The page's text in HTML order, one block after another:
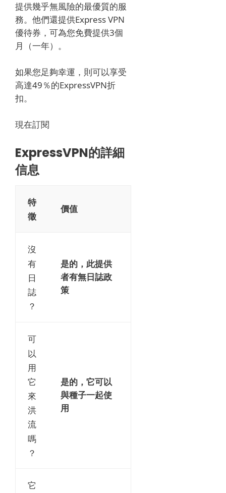
提供幾乎無風險的最優質的服
務。 他們還提供Express VPN
優待券，可為您免費提供3個
月（一年）。
如果您足夠幸運，則可以享受
高達49％的ExpressVPN折
扣。
現在訂閱
ExpressVPN的詳細
信息
特
徵
價值
沒
有
日
誌
？
是的，此提供
者有無日誌政
策
可
以
用
它
來
洪
流
嗎
？
是的，它可以
與種子一起使
用
它